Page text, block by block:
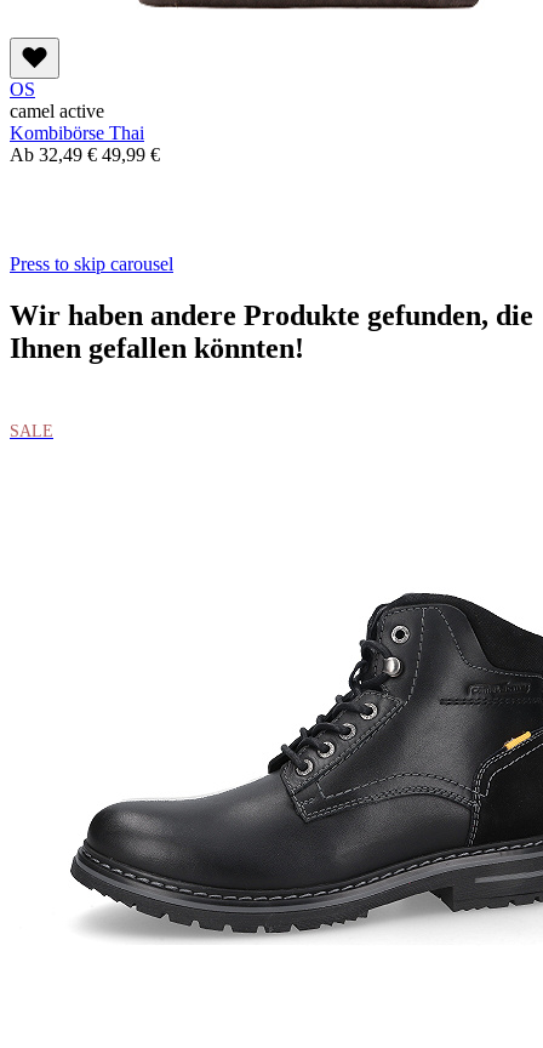
OS
camel active
Kombibörse Thai
Ab 32,49 € 49,99 €
Press to skip carousel
Wir haben andere Produkte gefunden, die
Ihnen gefallen könnten!
SALE